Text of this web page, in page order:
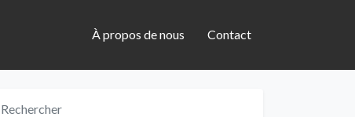
À propos de nous Contact
Rechercher